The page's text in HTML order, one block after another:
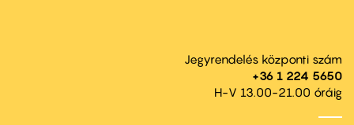
Jegyrendelés központi szám
+36 1 224 5650
H-V 13.00-21.00 óráig